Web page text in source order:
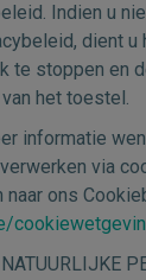
Indien u
dient u
te stoppen en
het toestel.
informatie
via
ons